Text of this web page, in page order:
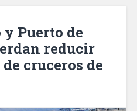
Puerto de
reducir
cruceros de